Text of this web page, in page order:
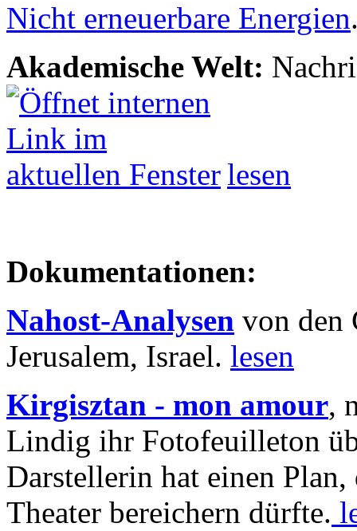
Nicht erneuerbare Energien
Akademische Welt:
lesen
Dokumentationen:
Nahost-Analysen von den
Jerusalem, Israel. lesen
Kirgisztan - mon amour,
Lindig ihr Fotofeuilleton
Darstellerin hat einen Plan,
Theater bereichern dürfte.